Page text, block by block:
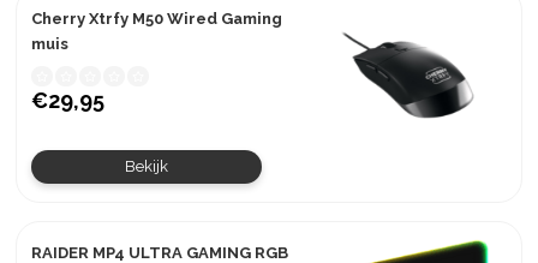
Cherry Xtrfy M50 Wired Gaming
muis
€29,95
Bekijk
RAIDER MP4 ULTRA GAMING RGB